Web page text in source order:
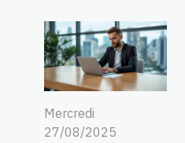
Mercredi
27/08/2025